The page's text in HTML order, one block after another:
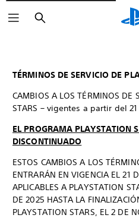
Buscar
TÉRMINOS DE SERVICIO DE
CAMBIOS A LOS TÉRMINOS DE
STARS – vigentes a partir del
EL PROGRAMA PLAYSTATION
DISCONTINUADO
ESTOS CAMBIOS A LOS
ENTRARÁN EN VIGENCIA EL 21
APLICABLES A PLAYSTATION
DE 2025 HASTA LA
PLAYSTATION STARS, EL 2 DE